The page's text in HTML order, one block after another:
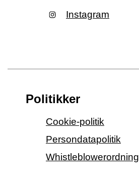
Instagram
Politikker
Cookie-politik
Persondatapolitik
Whistleblowerordning